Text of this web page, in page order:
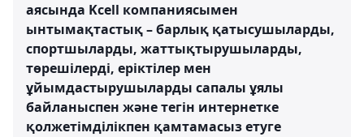
аясында Kcell компаниясымен
ынтымақтастық – барлық қатысушыларды,
спортшыларды, жаттықтырушыларды,
төрешілерді, еріктілер мен
ұйымдастырушыларды сапалы ұялы
байланыспен және тегін интернетке
қолжетімділікпен қамтамасыз етуге